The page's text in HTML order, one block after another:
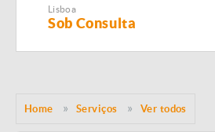
Remodelação de
imóveis!
Lisboa
Sob Consulta
Home Serviços Ver todos